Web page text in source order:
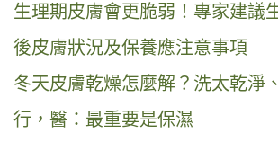
生理期皮膚會更脆弱！專家建議
後皮膚狀況及保養應注意事項
冬天皮膚乾燥怎麼解？洗太乾淨
行，醫：最重要是保濕